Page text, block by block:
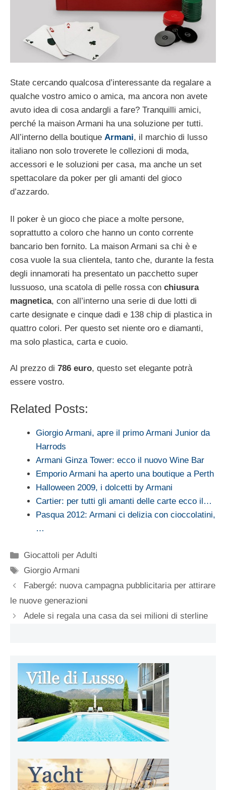
State cercando qualcosa d’interessante da regalare a
qualche vostro amico o amica, ma ancora non avete
avuto idea di cosa andargli a fare? Tranquilli amici,
perché la maison Armani ha una soluzione per tutti.
All’interno della boutique Armani, il marchio di lusso
italiano non solo troverete le collezioni di moda,
accessori e le soluzioni per casa, ma anche un set
spettacolare da poker per gli amanti del gioco
d’azzardo.
Il poker è un gioco che piace a molte persone,
soprattutto a coloro che hanno un conto corrente
bancario ben fornito. La maison Armani sa chi è e
cosa vuole la sua clientela, tanto che, durante la festa
degli innamorati ha presentato un pacchetto super
lussuoso, una scatola di pelle rossa con chiusura
magnetica, con all’interno una serie di due lotti di
carte designate e cinque dadi e 138 chip di plastica in
quattro colori. Per questo set niente oro e diamanti,
ma solo plastica, carta e cuoio.
Al prezzo di 786 euro, questo set elegante potrà
essere vostro.
Related Posts:
Giorgio Armani, apre il primo Armani Junior da
Harrods
Armani Ginza Tower: ecco il nuovo Wine Bar
Emporio Armani ha aperto una boutique a Perth
Halloween 2009, i dolcetti by Armani
Cartier: per tutti gli amanti delle carte ecco il…
Pasqua 2012: Armani ci delizia con cioccolatini,
…
Categorie
Giocattoli per Adulti
Tag
Giorgio Armani
Fabergé: nuova campagna pubblicitaria per attirare
le nuove generazioni
Adele si regala una casa da sei milioni di sterline